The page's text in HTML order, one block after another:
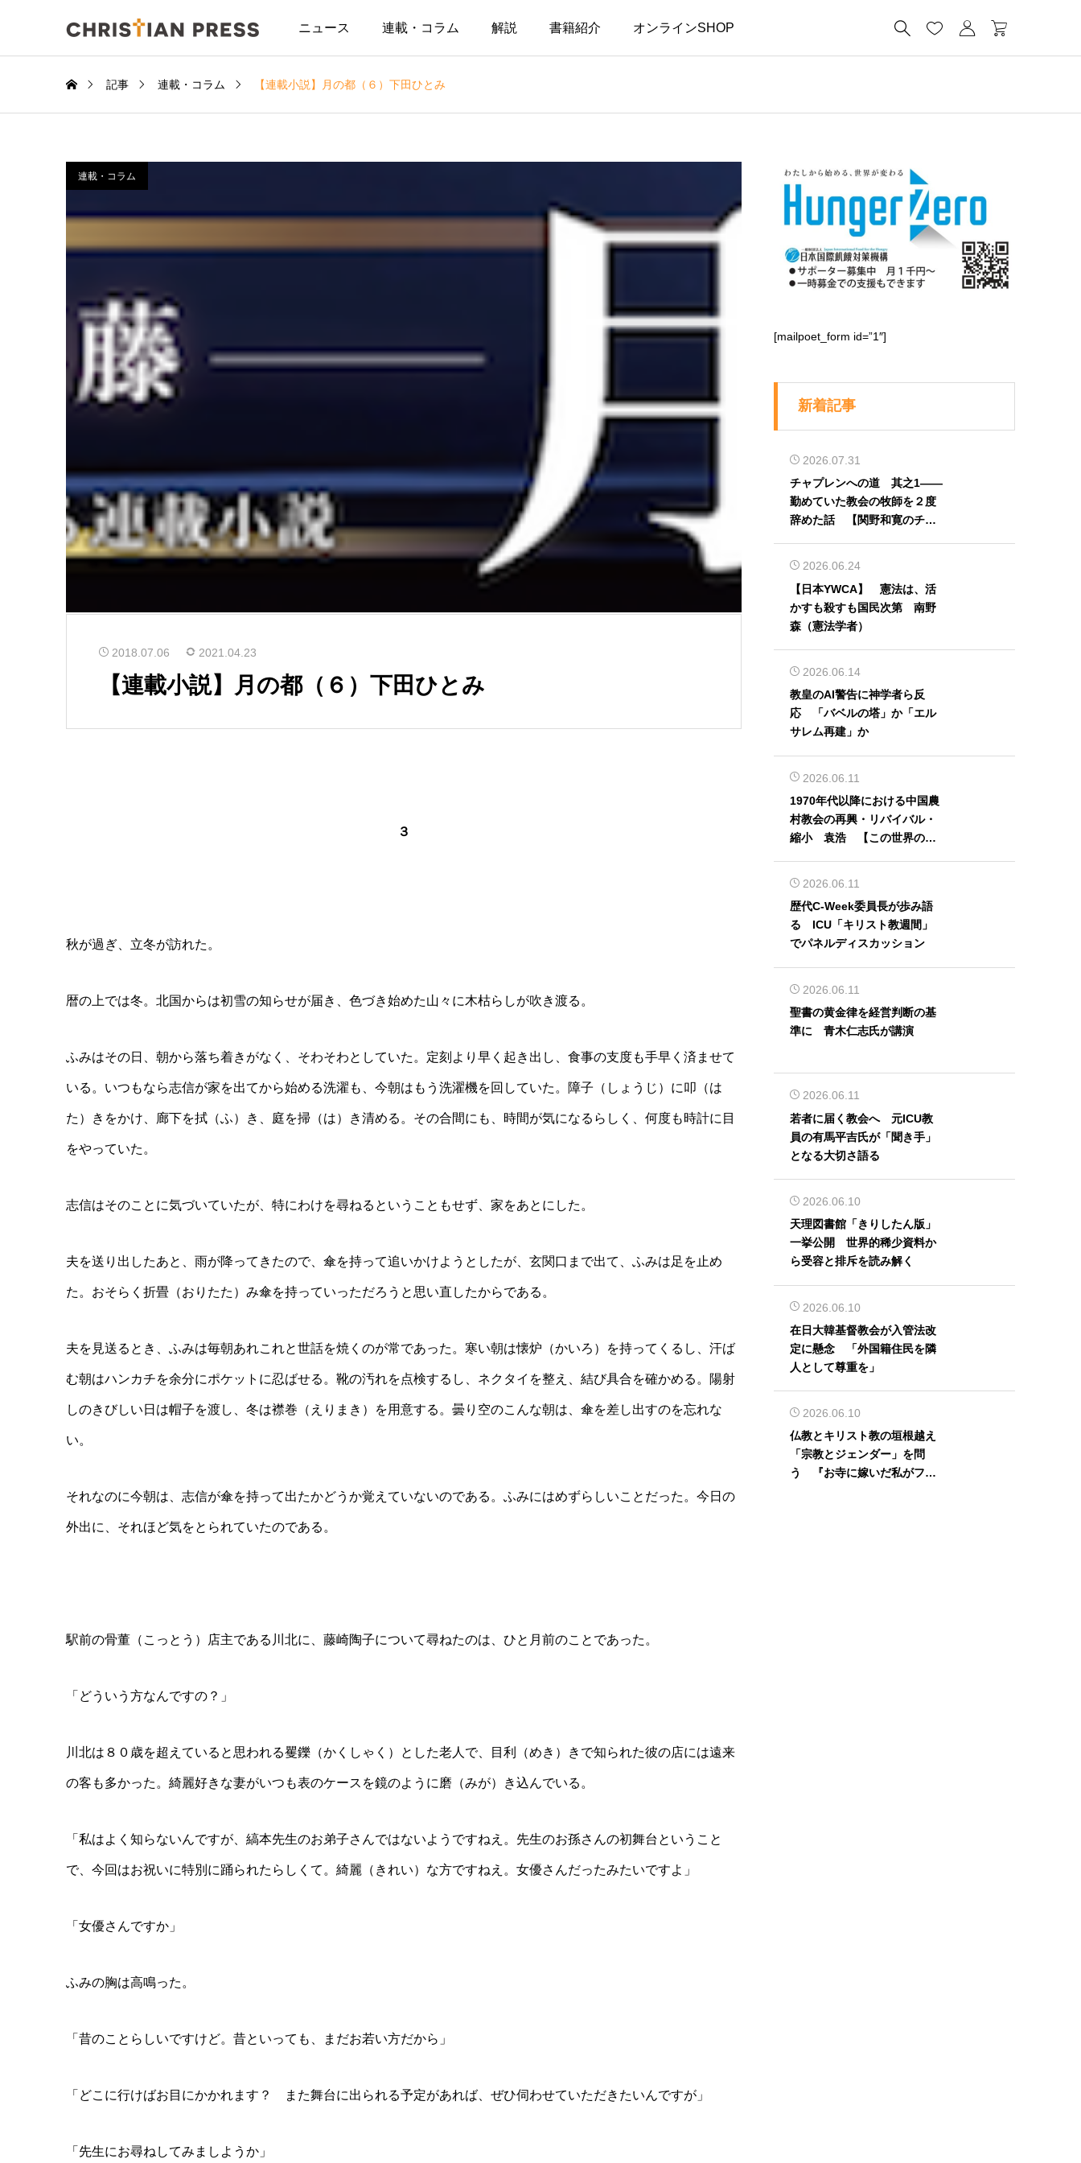
ニュース 連載・コラム 解説 書籍紹介 オンラインSHOP    
記事 連載・コラム 【連載小説】月の都（６）下田ひとみ
連載・コラム
2018.07.06 2021.04.23
【連載小説】月の都（６）下田ひとみ
３
秋が過ぎ、立冬が訪れた。
暦の上では冬。北国からは初雪の知らせが届き、色づき始めた山々に木枯らしが吹き渡る。
ふみはその日、朝から落ち着きがなく、そわそわとしていた。定刻より早く起き出し、食事の支度も手早く済ませて
いる。いつもなら志信が家を出てから始める洗濯も、今朝はもう洗濯機を回していた。障子（しょうじ）に叩（は
た）きをかけ、廊下を拭（ふ）き、庭を掃（は）き清める。その合間にも、時間が気になるらしく、何度も時計に目
をやっていた。
志信はそのことに気づいていたが、特にわけを尋ねるということもせず、家をあとにした。
夫を送り出したあと、雨が降ってきたので、傘を持って追いかけようとしたが、玄関口まで出て、ふみは足を止め
た。おそらく折畳（おりたた）み傘を持っていっただろうと思い直したからである。
夫を見送るとき、ふみは毎朝あれこれと世話を焼くのが常であった。寒い朝は懐炉（かいろ）を持ってくるし、汗ば
む朝はハンカチを余分にポケットに忍ばせる。靴の汚れを点検するし、ネクタイを整え、結び具合を確かめる。陽射
しのきびしい日は帽子を渡し、冬は襟巻（えりまき）を用意する。曇り空のこんな朝は、傘を差し出すのを忘れな
い。
それなのに今朝は、志信が傘を持って出たかどうか覚えていないのである。ふみにはめずらしいことだった。今日の
外出に、それほど気をとられていたのである。
駅前の骨董（こっとう）店主である川北に、藤崎陶子について尋ねたのは、ひと月前のことであった。
「どういう方なんですの？」
川北は８０歳を超えていると思われる矍鑠（かくしゃく）とした老人で、目利（めき）きで知られた彼の店には遠来
の客も多かった。綺麗好きな妻がいつも表のケースを鏡のように磨（みが）き込んでいる。
「私はよく知らないんですが、縞本先生のお弟子さんではないようですねえ。先生のお孫さんの初舞台ということ
で、今回はお祝いに特別に踊られたらしくて。綺麗（きれい）な方ですねえ。女優さんだったみたいですよ」
「女優さんですか」
ふみの胸は高鳴った。
「昔のことらしいですけど。昔といっても、まだお若い方だから」
「どこに行けばお目にかかれます？ また舞台に出られる予定があれば、ぜひ伺わせていただきたいんですが」
「先生にお尋ねしてみましようか」
[mailpoet_form id=”1″]
新着記事
2026.07.31
チャプレンへの道 其之1――
勤めていた教会の牧師を２度
辞めた話 【関野和寛のチャ
2026.06.24
【日本YWCA】 憲法は、活
かすも殺すも国民次第 南野
森（憲法学者）
2026.06.14
教皇のAI警告に神学者ら反
応 「バベルの塔」か「エル
サレム再建」か
2026.06.11
1970年代以降における中国農
村教会の再興・リバイバル・
縮小 袁浩 【この世界の片
2026.06.11
歴代C-Week委員長が歩み語
る ICU「キリスト教週間」
でパネルディスカッション
2026.06.11
聖書の黄金律を経営判断の基
準に 青木仁志氏が講演
2026.06.11
若者に届く教会へ 元ICU教
員の有馬平吉氏が「聞き手」
となる大切さ語る
2026.06.10
天理図書館「きりしたん版」
一挙公開 世界的稀少資料か
ら受容と排斥を読み解く
2026.06.10
在日大韓基督教会が入管法改
定に懸念 「外国籍住民を隣
人として尊重を」
2026.06.10
仏教とキリスト教の垣根越え
「宗教とジェンダー」を問
う 『お寺に嫁いだ私がフェ